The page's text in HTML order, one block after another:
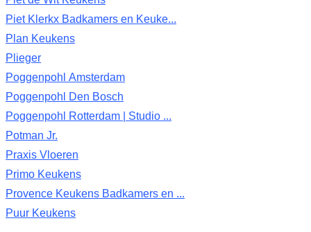
Piet Klerkx Badkamers en Keuke...
Plan Keukens
Plieger
Poggenpohl Amsterdam
Poggenpohl Den Bosch
Poggenpohl Rotterdam | Studio ...
Potman Jr.
Praxis Vloeren
Primo Keukens
Provence Keukens Badkamers en ...
Puur Keukens